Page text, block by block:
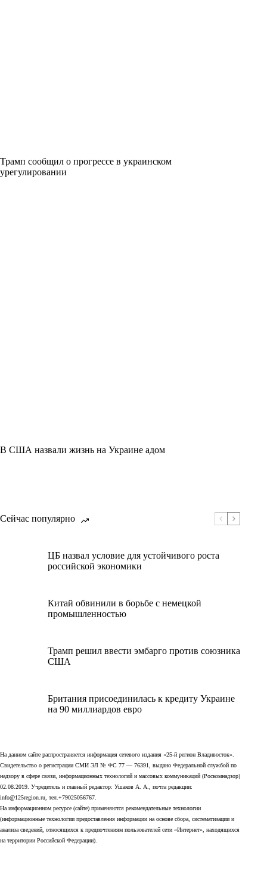
Трамп сообщил о прогрессе в украинском
урегулировании
В США назвали жизнь на Украине адом
Сейчас популярно
ЦБ назвал условие для устойчивого роста
российской экономики
Китай обвинили в борьбе с немецкой
промышленностью
Трамп решил ввести эмбарго против союзника
США
Британия присоединилась к кредиту Украине
на 90 миллиардов евро
На данном сайте распространяется информация сетевого издания «25-й регион Владивосток».
Свидетельство о регистрации СМИ ЭЛ № ФС 77 — 76391, выдано Федеральной службой по
надзору в сфере связи, информационных технологий и массовых коммуникаций (Роскомнадзор)
02.08.2019. Учредитель и главный редактор: Ушаков А. А., почта редакции:
info@125region.ru, тел.+79025056767.
На информационном ресурсе (сайте) применяются рекомендательные технологии
(информационные технологии предоставления информации на основе сбора, систематизации и
анализа сведений, относящихся к предпочтениям пользователей сети «Интернет», находящихся
на территории Российской Федерации).